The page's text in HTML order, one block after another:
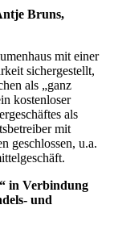
Bruns,
mit einer
sichergestellt,
als „ganz
kostenloser
als
mit
geschlossen, u.a.
in Verbindung
und